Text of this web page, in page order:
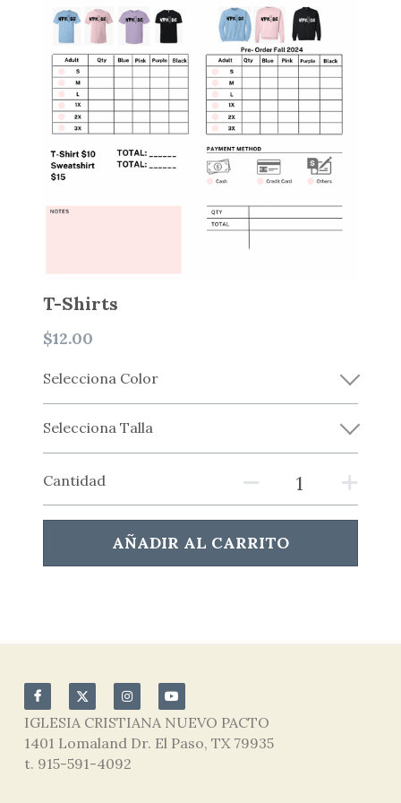
The Warehouse YTH
Centro de Conexión
T-Shirts
$12.00
Selecciona Color
Selecciona Talla
Cantidad
AÑADIR AL CARRITO
IGLESIA CRISTIANA NUEVO PACTO
1401 Lomaland Dr. El Paso, TX 79935
t. 915-591-4092